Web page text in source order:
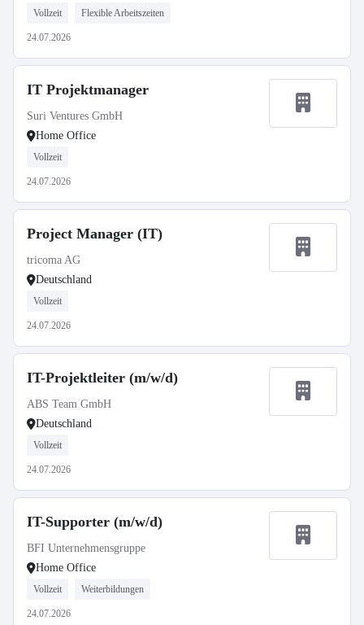
Vollzeit Flexible Arbeitszeiten
24.07.2026
IT Projektmanager
Suri Ventures GmbH
Home Office
Vollzeit
24.07.2026
Project Manager (IT)
tricoma AG
Deutschland
Vollzeit
24.07.2026
IT-Projektleiter (m/w/d)
ABS Team GmbH
Deutschland
Vollzeit
24.07.2026
IT-Supporter (m/w/d)
BFI Unternehmensgruppe
Home Office
Vollzeit Weiterbildungen
24.07.2026